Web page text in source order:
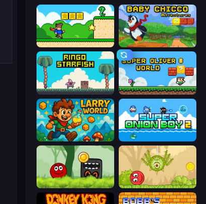
Steve's World Baby Chicco Adventures
Ringo Starfish Super Oliver World
Larry World Super Onion Boy 2
Ball Hero Adventure: Red Bounce Ball Red Bounce Ball 5